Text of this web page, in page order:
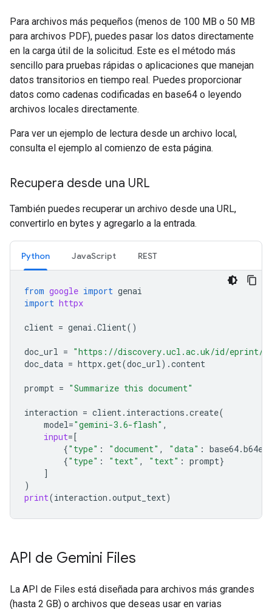
Para archivos más pequeños (menos de 100 MB o 50 MB
para archivos PDF), puedes pasar los datos directamente
en la carga útil de la solicitud. Este es el método más
sencillo para pruebas rápidas o aplicaciones que manejan
datos transitorios en tiempo real. Puedes proporcionar
datos como cadenas codificadas en base64 o leyendo
archivos locales directamente.
Para ver un ejemplo de lectura desde un archivo local,
consulta el ejemplo al comienzo de esta página.
Recupera desde una URL
También puedes recuperar un archivo desde una URL,
convertirlo en bytes y agregarlo a la entrada.
Python JavaScript REST
from google import genai
import httpx
client = genai .Client()
doc_url = "https://discovery.ucl.ac.uk/id/eprint/
doc_data = httpx.get(doc_url) .content
prompt = "Summarize this document"
interaction = client. interactions .create(
model="gemini-3.6-flash" ,
input=[
{"type" : "document" , "data" : base64.
{"type" : "text" , "text" : prompt}
]
)
print(interaction .output_text)
API de Gemini Files
La API de Files está diseñada para archivos más grandes
(hasta 2 GB) o archivos que deseas usar en varias